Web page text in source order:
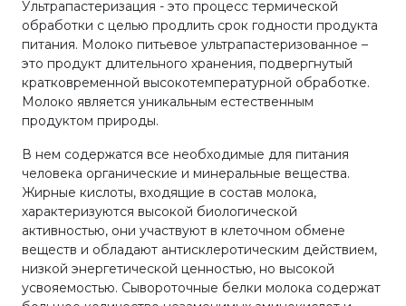
Ультрапастеризация - это процесс термической
обработки с целью продлить срок годности продукта
питания. Молоко питьевое ультрапастеризованное –
это продукт длительного хранения, подвергнутый
кратковременной высокотемпературной обработке.
Молоко является уникальным естественным
продуктом природы.
В нем содержатся все необходимые для питания
человека органические и минеральные вещества.
Жирные кислоты, входящие в состав молока,
характеризуются высокой биологической
активностью, они участвуют в клеточном обмене
веществ и обладают антисклеротическим действием,
низкой энергетической ценностью, но высокой
усвояемостью. Сывороточные белки молока содержат